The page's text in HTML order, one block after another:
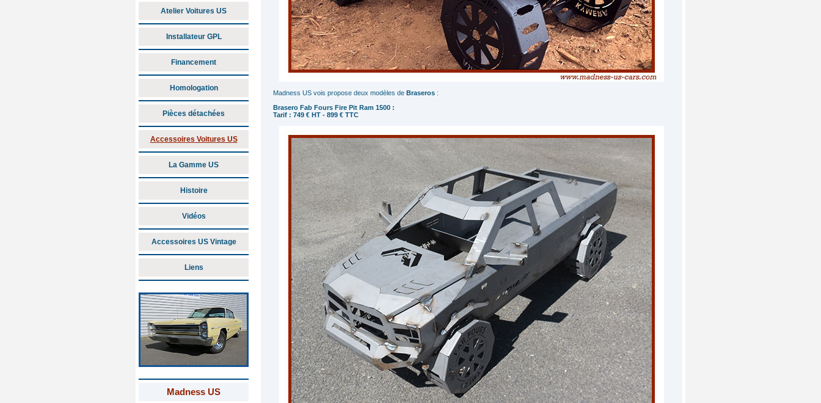
Atelier Voitures US
Installateur GPL
Financement
Homologation
Pièces détachées
Accessoires Voitures US
La Gamme US
Histoire
Vidéos
Accessoires US Vintage
Liens
Madness US
Madness US vois propose deux modèles de Braseros :
Brasero Fab Fours Fire Pit Ram 1500 :
Tarif : 749 € HT - 899 € TTC